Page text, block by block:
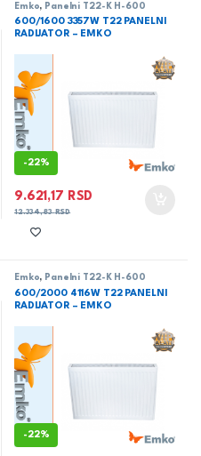
Emko, Panelni T22-K H-600
600/1600 3357W T22 PANELNI
RADIJATOR – EMKO
-22%
9.621,17 RSD
12.334,83RSD
Emko, Panelni T22-K H-600
600/2000 4116W T22 PANELNI
RADIJATOR – EMKO
-22%